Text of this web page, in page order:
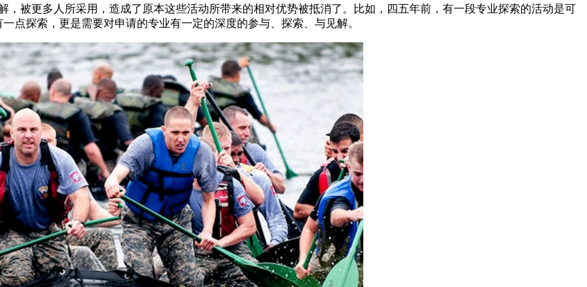
，被更多人所采用，造成了原本这些活动所带来的相对优势被抵消了。比如，四五年前，有一段专业探索的活动是可
点探索，更是需要对申请的专业有一定的深度的参与、探索、与见解。